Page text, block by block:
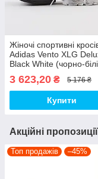
Жіночі спортивні
Adidas Vento XLG
Black White (чорно-
повсякденні демі кроси
AS070 Адідас топ
3 623,20 ₴ 5 176 ₴
Купити
Акційні
Топ продажів –45%